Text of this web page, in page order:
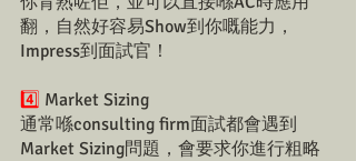
翻，自然好容易Show到你嘅能力，
Impress到面試官！
4️⃣ Market Sizing
通常喺consulting firm面試都會遇到
Market Sizing問題，會要求你進行粗略